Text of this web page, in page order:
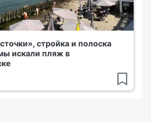
стройка и полоска
искали пляж в